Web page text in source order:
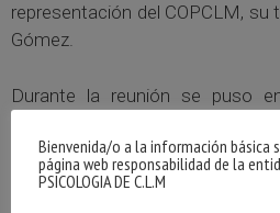
representación del COPCLM, su
Gómez.
Durante la reunión se puso
beneficien el bienestar
una ciudad saludable.
Bienvenida/o a la información básica
página web responsabilidad de la
PSICOLOGIA DE C.L.M